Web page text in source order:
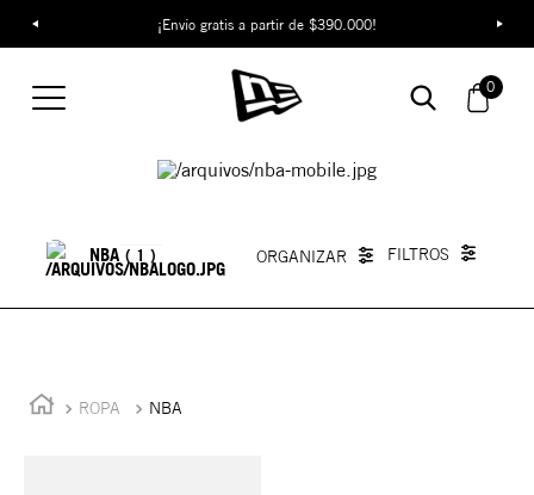
¡Envío gratis a partir de $390.000!
0
Ropa Original De La NBA
NBA 1
ROPA NBA